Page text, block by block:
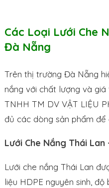
Các Loại Lưới Che
Đà Nẵng
Trên thị trường Đà Nẵng
nắng với chất lượng và giá
TNHH TM DV VẬT LIỆU
đủ các dòng sản phẩm để
Lưới Che Nắng Thái Lan
Lưới che nắng Thái Lan
liệu HDPE nguyên sinh,